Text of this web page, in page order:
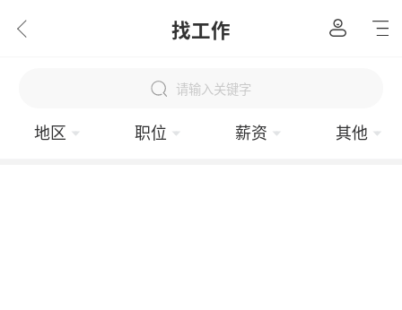
找工作
请输入关键字
地区 职位 薪资 其他